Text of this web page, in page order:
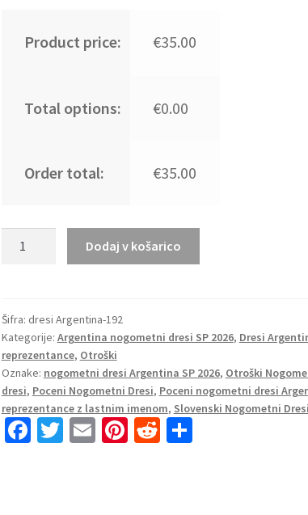
Product price: €35.00
Total options: €0.00
Order total: €35.00
Argentina
reprezentance
Gostujoči
SP
2026
količina
Dodaj v košarico
Šifra: dresi Argentina-192
Kategorije: Argentina nogometni dresi SP 2026, Dresi
reprezentance, Otroški
Oznake: nogometni dresi Argentina SP 2026, Otroški
dresi, Poceni Nogometni Dresi, Poceni nogometni dresi
reprezentance z lastnim imenom, Slovenski Nogometni Dresi
Fa T E Pi R S